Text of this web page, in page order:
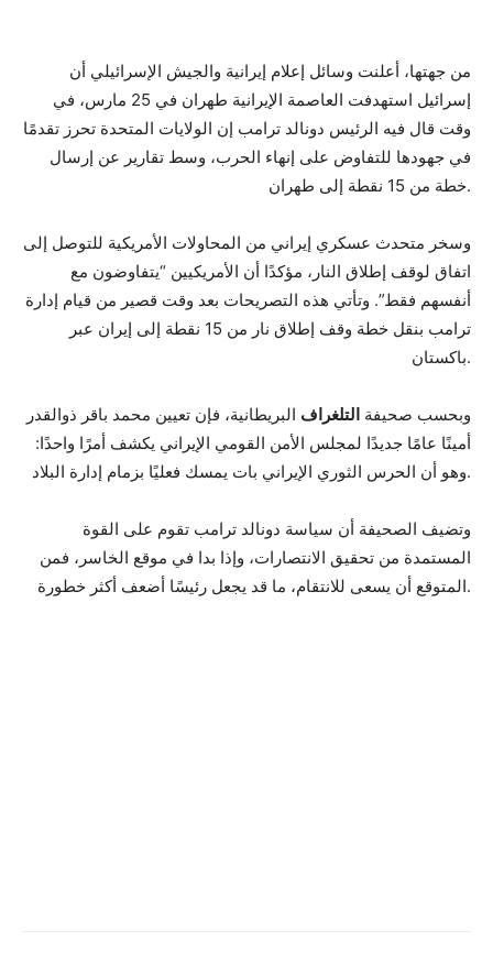
من جهتها، أعلنت وسائل إعلام إيرانية والجيش الإسرائيلي أن
إسرائيل استهدفت العاصمة الإيرانية طهران في 25 مارس، في
وقت قال فيه الرئيس دونالد ترامب إن الولايات المتحدة تحرز تقدمًا
في جهودها للتفاوض على إنهاء الحرب، وسط تقارير عن إرسال
خطة من 15 نقطة إلى طهران.
وسخر متحدث عسكري إيراني من المحاولات الأمريكية للتوصل إلى
اتفاق لوقف إطلاق النار، مؤكدًا أن الأمريكيين “يتفاوضون مع
أنفسهم فقط”. وتأتي هذه التصريحات بعد وقت قصير من قيام إدارة
ترامب بنقل خطة وقف إطلاق نار من 15 نقطة إلى إيران عبر
باكستان.
وبحسب صحيفة التلغراف البريطانية، فإن تعيين محمد باقر ذوالقدر
أمينًا عامًا جديدًا لمجلس الأمن القومي الإيراني يكشف أمرًا واحدًا:
وهو أن الحرس الثوري الإيراني بات يمسك فعليًا بزمام إدارة البلاد.
وتضيف الصحيفة أن سياسة دونالد ترامب تقوم على القوة
المستمدة من تحقيق الانتصارات، وإذا بدا في موقع الخاسر، فمن
المتوقع أن يسعى للانتقام، ما قد يجعل رئيسًا أضعف أكثر خطورة.